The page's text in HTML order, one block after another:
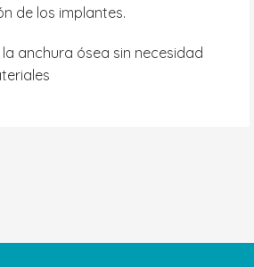
de los implantes.
anchura ósea sin necesidad